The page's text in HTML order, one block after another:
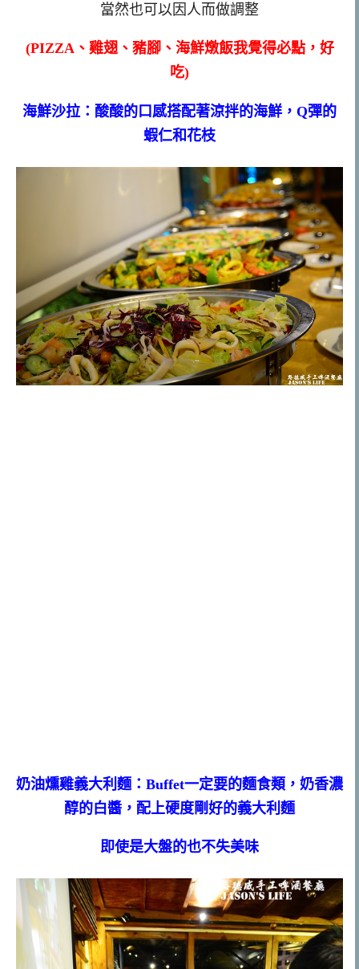
當然也可以因人而做調整
(PIZZA、雞翅、豬腳、海鮮燉飯我覺得必點，好
吃)
海鮮沙拉：酸酸的口感搭配著涼拌的海鮮，Q彈的
蝦仁和花枝
奶油燻雞義大利麵：Buffet一定要的麵食類，奶香濃
醇的白醬，配上硬度剛好的義大利麵
即使是大盤的也不失美味